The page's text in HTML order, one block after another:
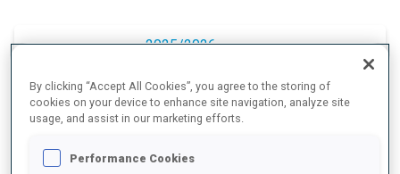
2025/2026
MOYENNE DE PERFORMANCE
By clicking “Accept All Cookies”, you agree to the storing of
cookies on your device to enhance site navigation, analyze site
usage, and assist in our marketing efforts.
Performance Cookies